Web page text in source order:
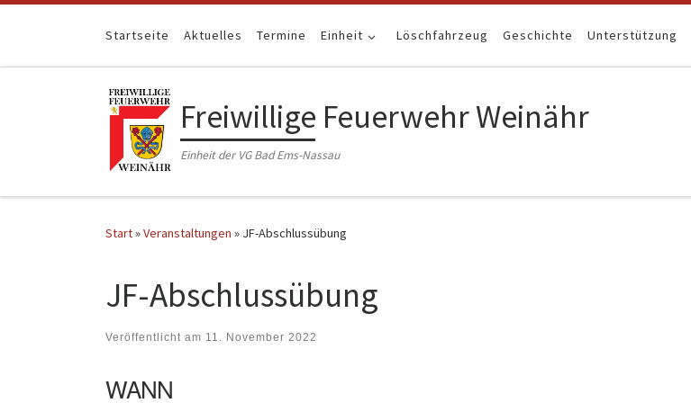
Startseite Aktuelles Termine Einheit Löschfahrzeug Geschichte Unterstützung
Freiwillige Feuerwehr Weinähr
Einheit der VG Bad Ems-Nassau
Start»Veranstaltungen » JF-Abschlussübung
JF-Abschlussübung
Veröffentlicht am 11. November 2022
WANN